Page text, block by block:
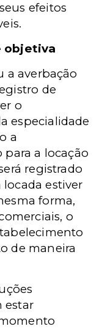
efeitos
objetiva
a averbação
de
o
especialidade
a
a locação
registrado
estiver
forma,
o
de maneira
estar